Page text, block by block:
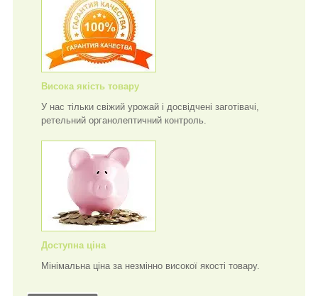
Висока якість товару
У нас тільки свіжий урожай і досвідчені заготівачі,
ретельний органолептичний контроль.
Доступна ціна
Мінімальна ціна за незмінно високої якості товару.